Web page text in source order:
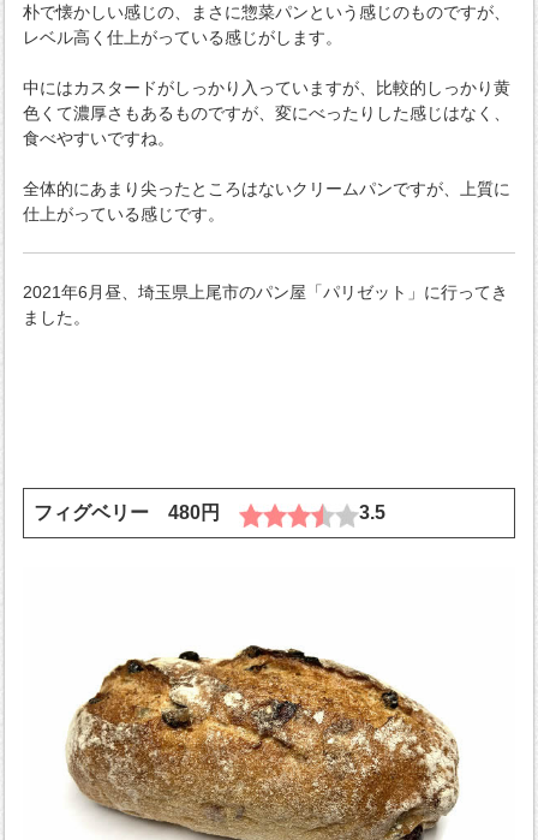
朴で懐かしい感じの、まさに惣菜パンという感じのものですが、
レベル高く仕上がっている感じがします。
中にはカスタードがしっかり入っていますが、比較的しっかり黄
色くて濃厚さもあるものですが、変にべったりした感じはなく、
食べやすいですね。
全体的にあまり尖ったところはないクリームパンですが、上質に
仕上がっている感じです。
2021年6月昼、埼玉県上尾市のパン屋「パリゼット」に行ってき
ました。
フィグベリー 480円 3.5